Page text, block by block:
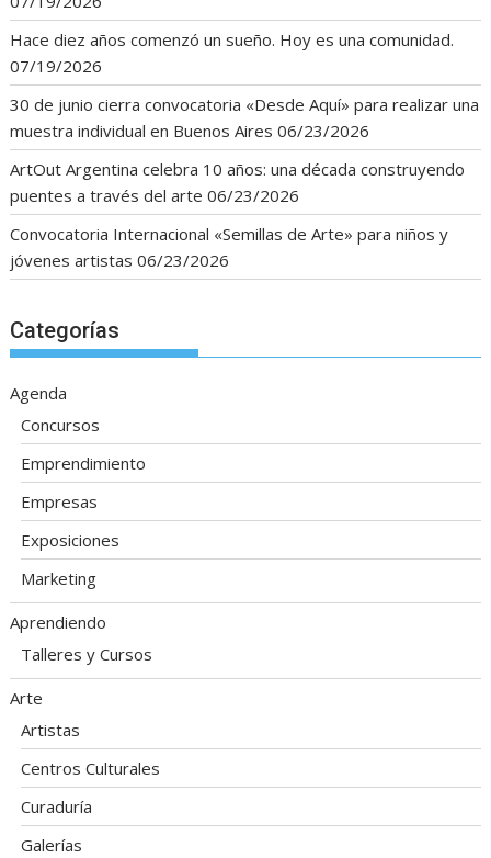
Hace diez años comenzó un sueño. Hoy es una comunidad.
07/19/2026
30 de junio cierra convocatoria «Desde Aquí» para realizar una
muestra individual en Buenos Aires 06/23/2026
ArtOut Argentina celebra 10 años: una década construyendo
puentes a través del arte 06/23/2026
Convocatoria Internacional «Semillas de Arte» para niños y
jóvenes artistas 06/23/2026
Categorías
Agenda
Concursos
Emprendimiento
Empresas
Exposiciones
Marketing
Aprendiendo
Talleres y Cursos
Arte
Artistas
Centros Culturales
Curaduría
Galerías